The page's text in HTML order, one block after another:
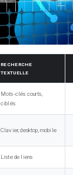
RECHERCHE
TEXTUELLE
Mots-clés courts,
ciblés
Clavier, desktop, mobile
Liste de liens